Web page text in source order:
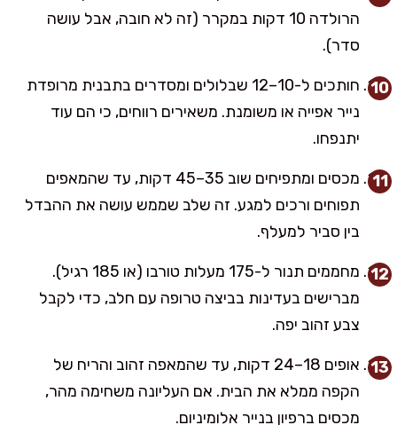
הרולדה 10 דקות במקרר (זה לא חובה, אבל עושה
סדר).
חותכים ל-10–12 שבלולים ומסדרים בתבנית מרופדת
נייר אפייה או משומנת. משאירים רווחים, כי הם עוד
יתנפחו.
מכסים ומתפיחים שוב 35–45 דקות, עד שהמאפים
תפוחים ורכים למגע. זה שלב שממש עושה את ההבדל
בין סביר למעלף.
מחממים תנור ל-175 מעלות טורבו (או 185 רגיל).
מברישים בעדינות בביצה טרופה עם חלב, כדי לקבל
צבע זהוב יפה.
אופים 18–24 דקות, עד שהמאפה זהוב והריח של
הקפה ממלא את הבית. אם העליונה משחימה מהר,
מכסים ברפיון בנייר אלומיניום.